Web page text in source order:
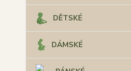
DĚTSKÉ
DÁMSKÉ